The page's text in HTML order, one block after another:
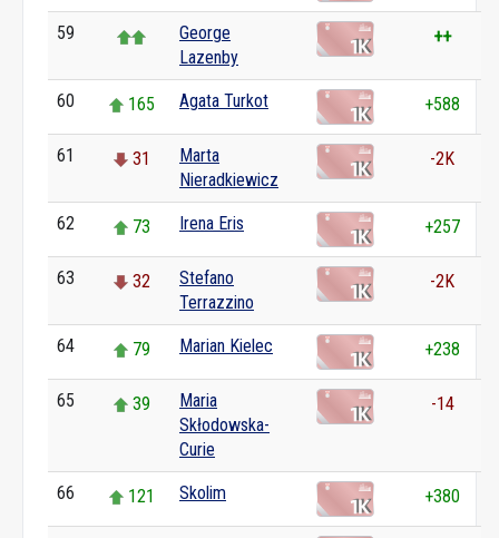
59
George
Lazenby
++
60 165 Agata Turkot +588
61 31
Marta
Nieradkiewicz
-2K
62 73 Irena Eris +257
63 32
Stefano
Terrazzino
-2K
64 79 Marian Kielec +238
65 39
Maria
Skłodowska-
Curie
-14
66 121 Skolim +380